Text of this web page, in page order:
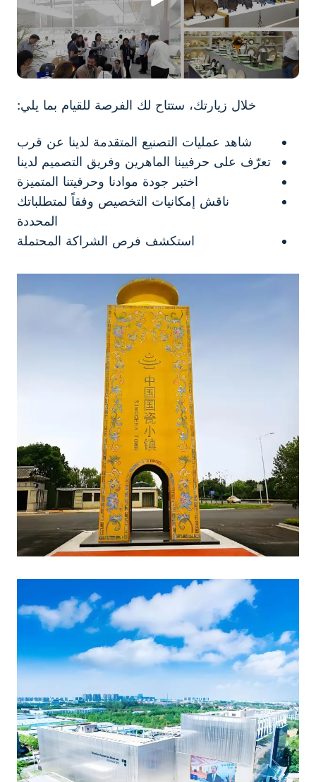
خلال زيارتك، ستتاح لك الفرصة للقيام بما يلي:
شاهد عمليات التصنيع المتقدمة لدينا عن قرب
تعرّف على حرفيينا الماهرين وفريق التصميم لدينا
اختبر جودة موادنا وحرفيتنا المتميزة
ناقش إمكانيات التخصيص وفقاً لمتطلباتك
المحددة
استكشف فرص الشراكة المحتملة